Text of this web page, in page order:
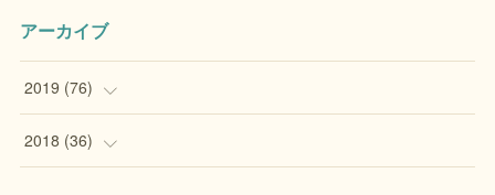
アーカイブ
2019 (76)
(1)
2018 (36)